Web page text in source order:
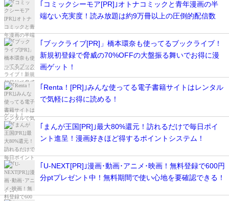
｢コミックシーモア[PR]｣オトナコミックと青年漫画の半
端ない充実度！読み放題は約9万冊以上の圧倒的配信数
｢ブックライブ[PR]」橋本環奈も使ってるブックライブ！
新規初登録で脅威の70%OFFの大盤振る舞いでお得に漫
画ゲット！
｢Renta！[PR]｣みんな使ってる電子書籍サイトはレンタル
で気軽にお得に読める！
｢まんが王国[PR]｣最大80%還元！訪れるだけで毎日ポイ
ント進呈！漫画好きほど得するポイントシステム！
｢U-NEXT[PR]｣漫画･動画･アニメ･映画！無料登録で600円
分ptプレゼント中！無料期間で使い心地を要確認できる！